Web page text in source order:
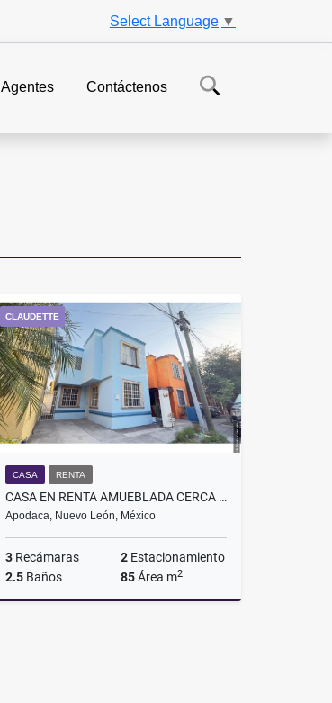
Select Language ▼
Agentes Contáctenos
CLAUDETTE
CASA RENTA
CASA EN RENTA AMUEBLADA CERCA DE PLAZA SENDERO APODACA
Apodaca, Nuevo León, México
3 Recámaras 2 Estacionamiento
2.5 Baños 85Área m2